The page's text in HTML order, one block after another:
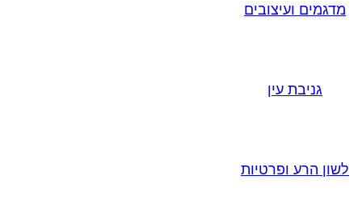
מדגמים ועיצובים
גניבת עין
לשון הרע ופרטיות